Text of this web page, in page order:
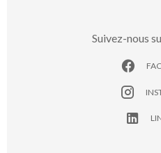
Suivez-nous